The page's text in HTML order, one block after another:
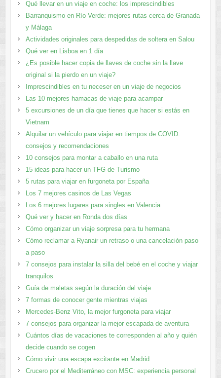
Qué llevar en un viaje en coche: los imprescindibles
Barranquismo en Río Verde: mejores rutas cerca de Granada
y Málaga
Actividades originales para despedidas de soltera en Salou
Qué ver en Lisboa en 1 día
¿Es posible hacer copia de llaves de coche sin la llave
original si la pierdo en un viaje?
Imprescindibles en tu neceser en un viaje de negocios
Las 10 mejores hamacas de viaje para acampar
5 excursiones de un día que tienes que hacer si estás en
Vietnam
Alquilar un vehículo para viajar en tiempos de COVID:
consejos y recomendaciones
10 consejos para montar a caballo en una ruta
15 ideas para hacer un TFG de Turismo
5 rutas para viajar en furgoneta por España
Los 7 mejores casinos de Las Vegas
Los 6 mejores lugares para singles en Valencia
Qué ver y hacer en Ronda dos días
Cómo organizar un viaje sorpresa para tu hermana
Cómo reclamar a Ryanair un retraso o una cancelación paso
a paso
7 consejos para instalar la silla del bebé en el coche y viajar
tranquilos
Guía de maletas según la duración del viaje
7 formas de conocer gente mientras viajas
Mercedes-Benz Vito, la mejor furgoneta para viajar
7 consejos para organizar la mejor escapada de aventura
Cuántos días de vacaciones te corresponden al año y quién
decide cuando se cogen
Cómo vivir una escapa excitante en Madrid
Crucero por el Mediterráneo con MSC: experiencia personal